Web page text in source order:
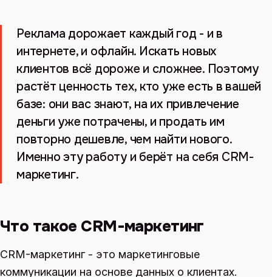
Реклама дорожает каждый год - и в
интернете, и офлайн. Искать новых
клиентов всё дороже и сложнее. Поэтому
растёт ценность тех, кто уже есть в вашей
базе: они вас знают, на их привлечение
деньги уже потрачены, и продать им
повторно дешевле, чем найти нового.
Именно эту работу и берёт на себя CRM-
маркетинг.
Что такое CRM-маркетинг
CRM-маркетинг - это маркетинговые
коммуникации на основе данных о клиентах.